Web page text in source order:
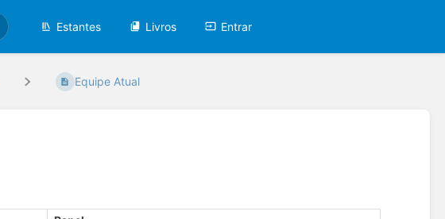
Estantes Livros Entrar
Equipe Atual